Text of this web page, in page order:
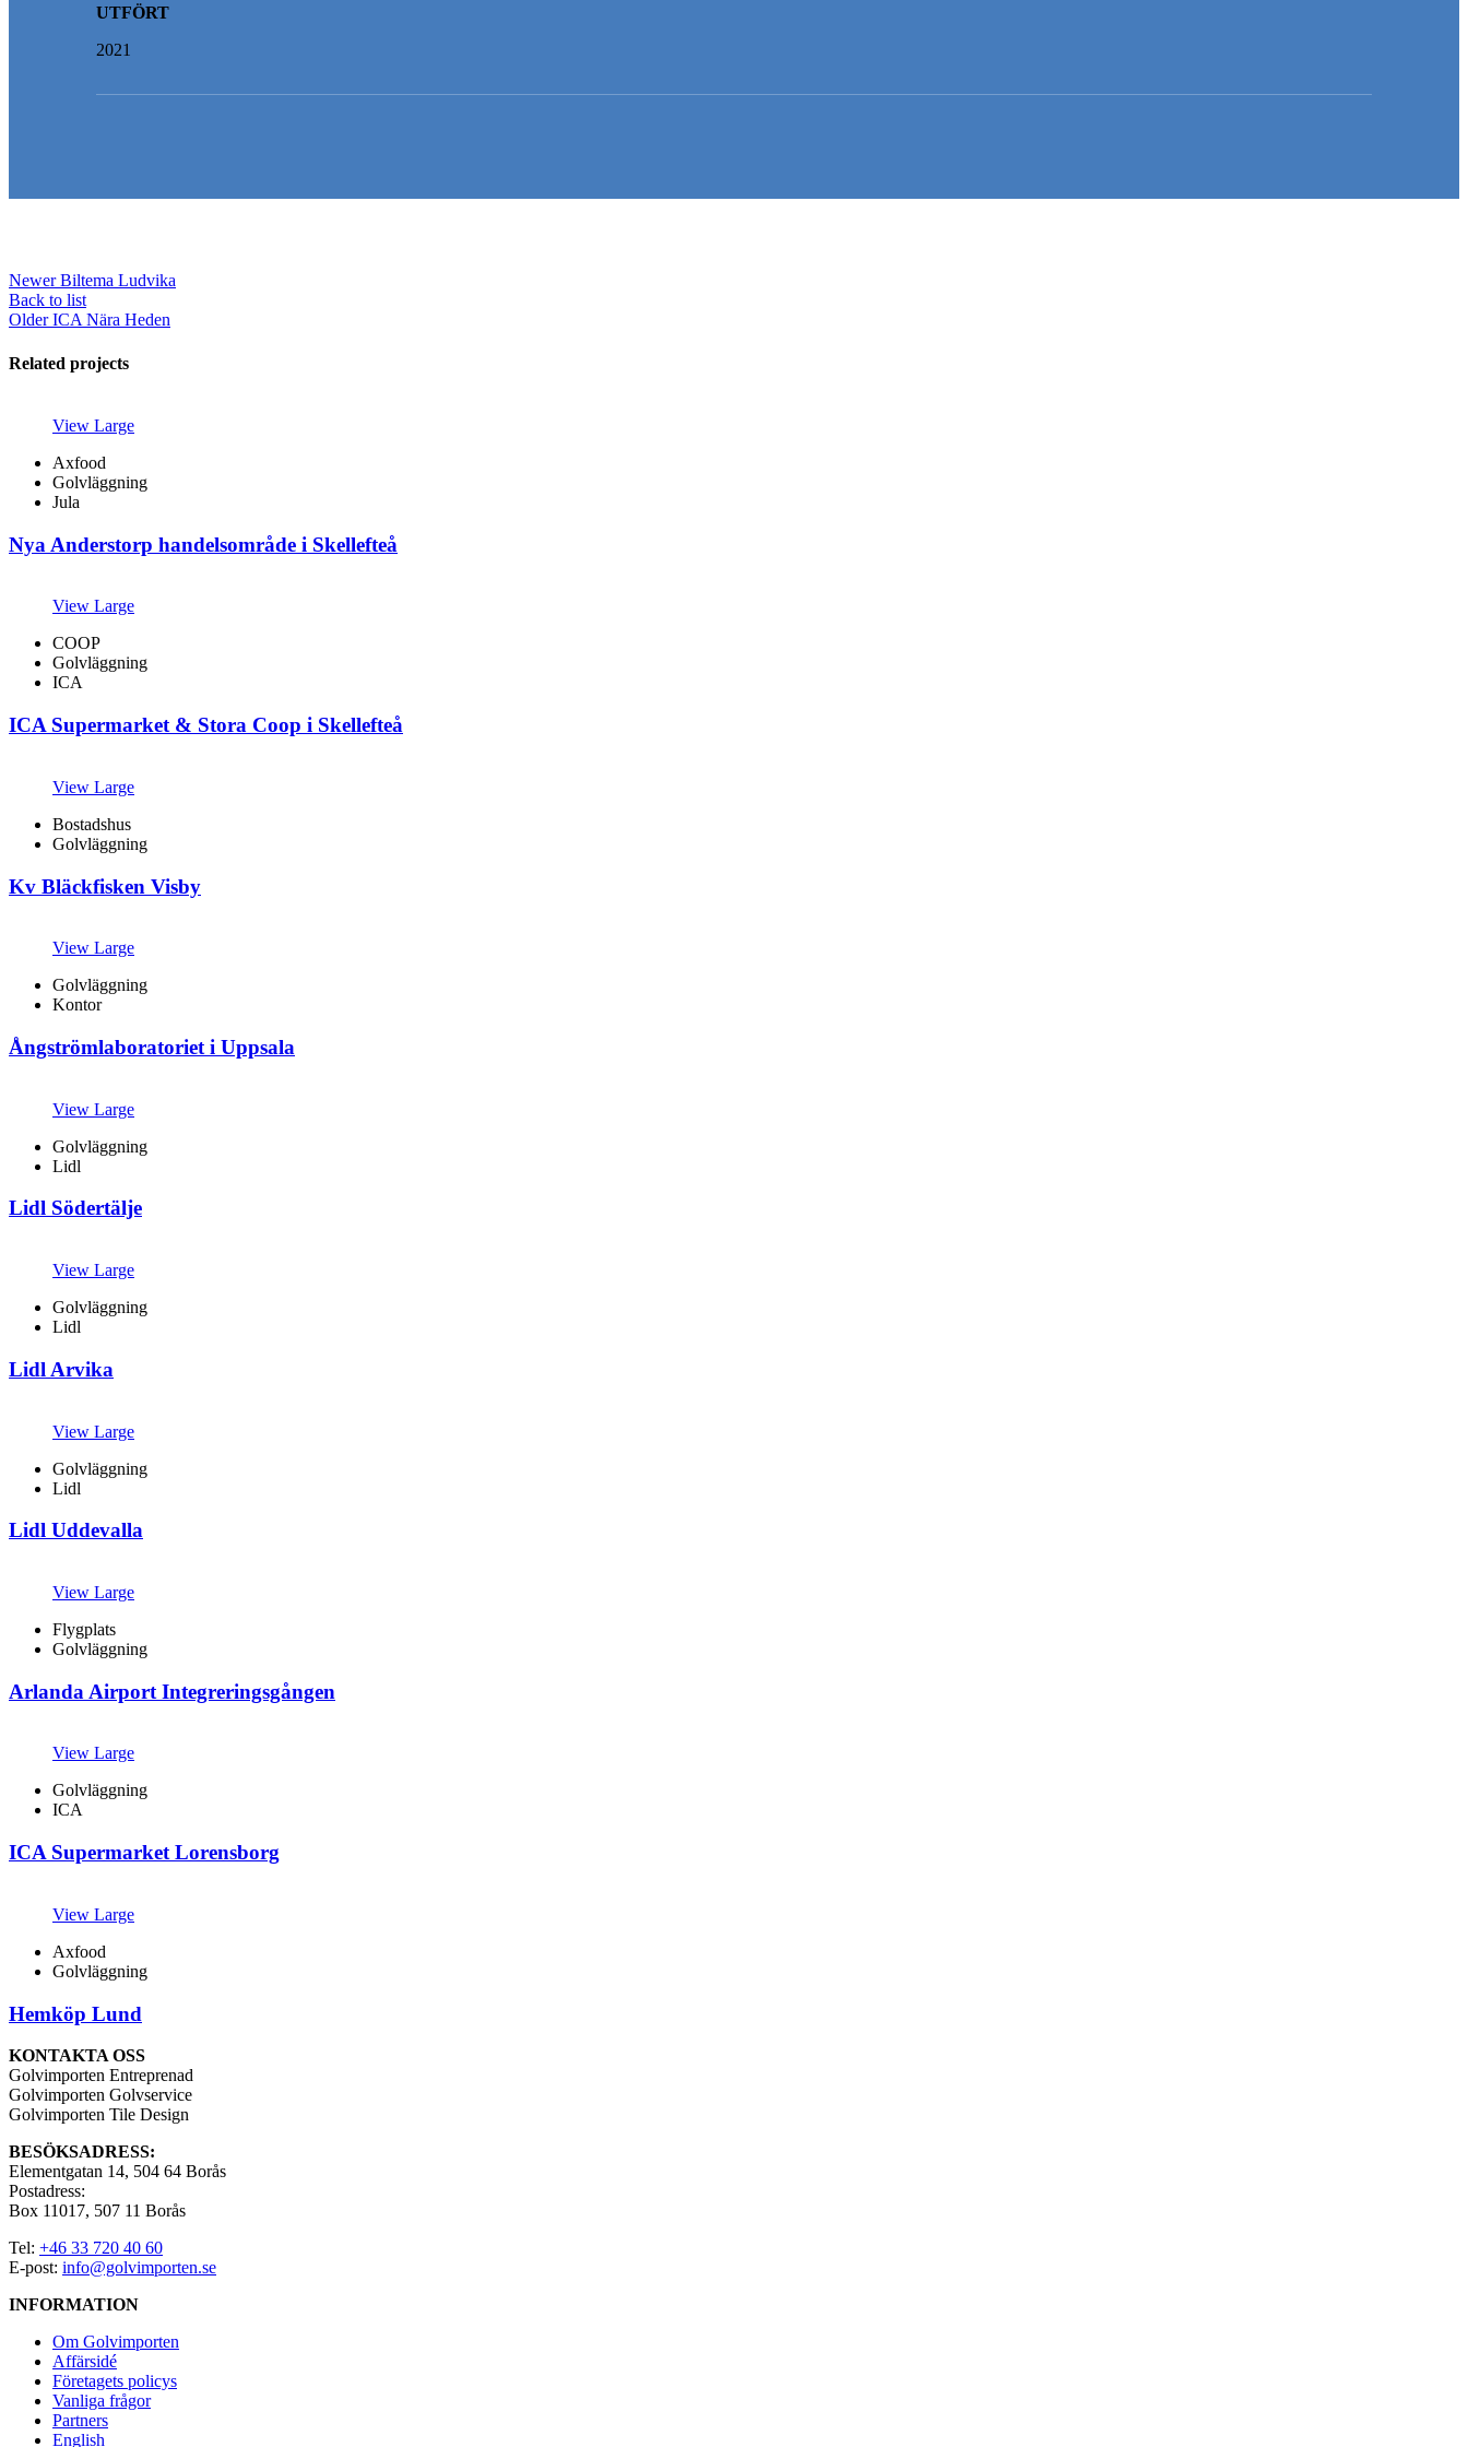
UTFÖRT
2021
Newer Biltema Ludvika
Back to list
Older ICA Nära Heden
Related projects
View Large
Axfood
Golvläggning
Jula
Nya Anderstorp handelsområde i Skellefteå
View Large
COOP
Golvläggning
ICA
ICA Supermarket & Stora Coop i Skellefteå
View Large
Bostadshus
Golvläggning
Kv Bläckfisken Visby
View Large
Golvläggning
Kontor
Ångströmlaboratoriet i Uppsala
View Large
Golvläggning
Lidl
Lidl Södertälje
View Large
Golvläggning
Lidl
Lidl Arvika
View Large
Golvläggning
Lidl
Lidl Uddevalla
View Large
Flygplats
Golvläggning
Arlanda Airport Integreringsgången
View Large
Golvläggning
ICA
ICA Supermarket Lorensborg
View Large
Axfood
Golvläggning
Hemköp Lund
KONTAKTA OSS
Golvimporten Entreprenad
Golvimporten Golvservice
Golvimporten Tile Design
BESÖKSADRESS:
Elementgatan 14, 504 64 Borås
Postadress:
Box 11017, 507 11 Borås
Tel: +46 33 720 40 60
E-post: info@golvimporten.se
INFORMATION
Om Golvimporten
Affärsidé
Företagets policys
Vanliga frågor
Partners
English